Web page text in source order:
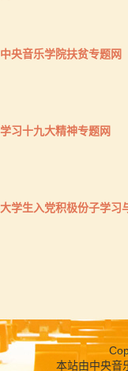
中央音乐学院扶贫专题网
学习十九大精神专题网
大学生入党积极份子学习
本站由中央音